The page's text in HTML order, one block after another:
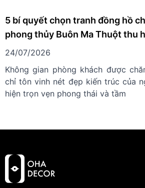
5 bí quyết chọn tranh đồng hồ
phong thủy Buôn Ma Thuột thu
24/07/2026
Không gian phòng khách được
chỉ tôn vinh nét đẹp kiến trúc của
hiện trọn vẹn phong thái và tầm